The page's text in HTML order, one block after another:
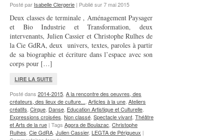
Posté par Isabelle Clergerie | Publié sur7 mai 2015
Deux classes de terminale , Aménagement Paysager
et Bio Industrie et Transformation, deux
intervenants, Julien Cassier et Christophe Rulhes de
la Cie GdRA, deux univers, textes, paroles à partir
de sa biographie et écriture dans l’espace avec son
corps pour […]
LIRE LA SUITE
Posté dans 2014-2015, A la rencontre des oeuvres, des
créateurs, des lieux de culture..., Articles à la une, Ateliers
créatifs, Cirque, Danse, Education Artistique et Culturelle,
Expressions croisées, Non classé, Spectacle vivant, Théâtre
et Arts de la rue | Tags Agora de Boulazac, Christophe
Rulhes, Cie GdRA, Julien Cassier, LEGTA de Périgueux |